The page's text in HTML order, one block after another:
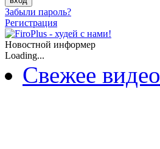
Забыли пароль?
Регистрация
Новостной информер
Loading...
Свежее видео